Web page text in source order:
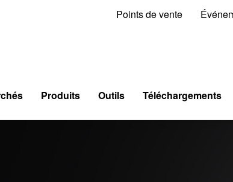
Points de vente
Produits Outils Téléchargements